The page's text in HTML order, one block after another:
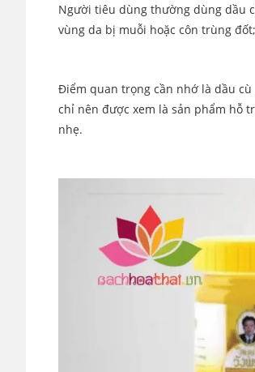
Người tiêu dùng thường dùng dầu
vùng da bị muỗi hoặc côn trùng
Điểm quan trọng cần nhớ là dầu
chỉ nên được xem là sản phẩm hỗ
nhẹ.